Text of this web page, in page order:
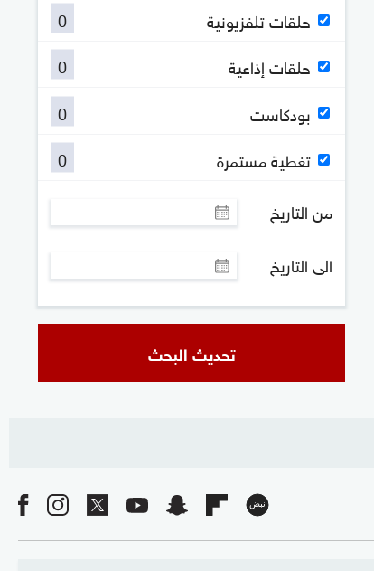
حلقات تلفزيونية
0
حلقات إذاعية
0
بودكاست
0
تغطية مستمرة
0
من التاريخ
الى التاريخ
تحديث البحث